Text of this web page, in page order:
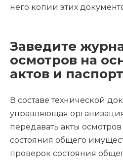
него копии этих
Заведите
осмотров на
актов и
В составе технической
управляющая
передавать акты
состояния общего
проверок состояния